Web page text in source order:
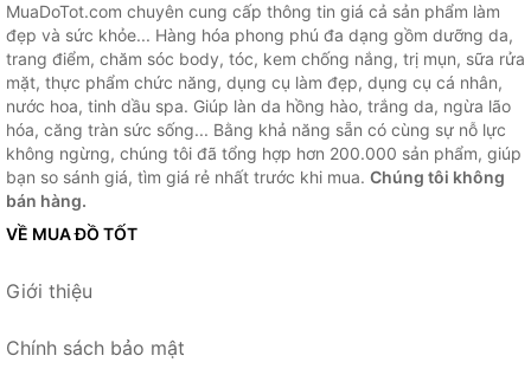
MuaDoTot.com chuyên cung cấp thông tin giá cả sản phẩm làm
đẹp và sức khỏe... Hàng hóa phong phú đa dạng gồm dưỡng da,
trang điểm, chăm sóc body, tóc, kem chống nắng, trị mụn, sữa rửa
mặt, thực phẩm chức năng, dụng cụ làm đẹp, dụng cụ cá nhân,
nước hoa, tinh dầu spa. Giúp làn da hồng hào, trắng da, ngừa lão
hóa, căng tràn sức sống... Bằng khả năng sẵn có cùng sự nỗ lực
không ngừng, chúng tôi đã tổng hợp hơn 200.000 sản phẩm, giúp
bạn so sánh giá, tìm giá rẻ nhất trước khi mua. Chúng tôi không
bán hàng.
VỀ MUA ĐỒ TỐT
Giới thiệu
Chính sách bảo mật